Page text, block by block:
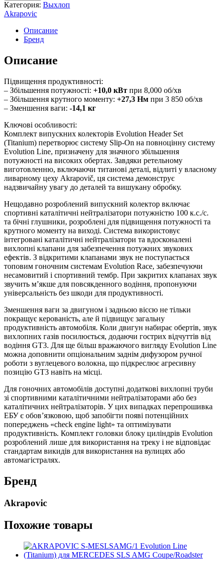
Категория: Выхлоп
Akrapovic
Описание
Бренд
Описание
Підвищення продуктивності:
– Збільшення потужності: +10,0 кВт при 8,000 об/хв
– Збільшення крутного моменту: +27,3 Нм при 3 850 об/хв
– Зменшення ваги: -14,1 кг
Ключові особливості:
Комплект випускних колекторів Evolution Header Set
(Titanium) перетворює систему Slip-On на повноцінну систему
Evolution Line, призначену для значного збільшення
потужності на високих обертах. Завдяки ретельному
виготовленню, включаючи титанові деталі, відлиті у власному
ливарному цеху Akrapovič, ця система демонструє
надзвичайну увагу до деталей та вишукану обробку.
Нещодавно розроблений випускний колектор включає
спортивні каталітичні нейтралізатори потужністю 100 к.с./с.
та бічні глушники, розроблені для підвищення потужності та
крутного моменту на виході. Система використовує
інтегровані каталітичні нейтралізатори та вдосконалені
вихлопні клапани для забезпечення потужних звукових
ефектів. З відкритими клапанами звук не поступається
топовим гоночним системам Evolution Race, забезпечуючи
несамовитий і спортивний тембр. При закритих клапанах звук
звучить м’якше для повсякденного водіння, пропонуючи
універсальність без шкоди для продуктивності.
Зменшення ваги за двигуном і задньою віссю не тільки
покращує керованість, але й підвищує загальну
продуктивність автомобіля. Коли двигун набирає обертів, звук
вихлопних газів посилюється, додаючи гострих відчуттів від
водіння GT3. Для ще більш вражаючого вигляду Evolution Line
можна доповнити опціональним заднім дифузором ручної
роботи з вуглецевого волокна, що підкреслює агресивну
позицію GT3 навіть на місці.
Для гоночних автомобілів доступні додаткові вихлопні труби
зі спортивними каталітичними нейтралізаторами або без
каталітичних нейтралізаторів. У цих випадках перепрошивка
ЕБУ є обов’язковою, щоб запобігти появі потенційних
попереджень «check engine light» та оптимізувати
продуктивність. Комплект головки блоку циліндрів Evolution
розроблений лише для використання на треку і не відповідає
стандартам викидів для використання на вулицях або
автомагістралях.
Бренд
Akrapovic
Похожие товары